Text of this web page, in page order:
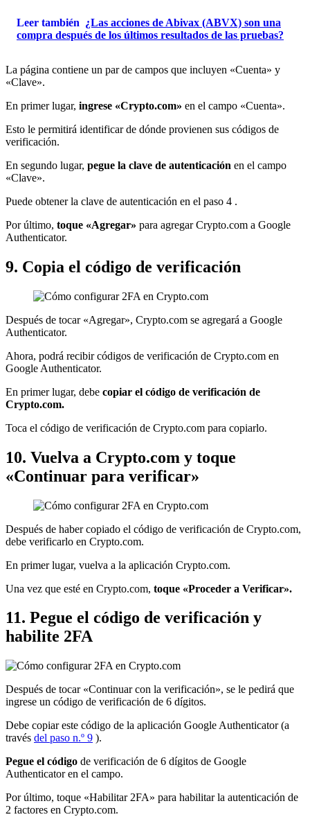
Leer también ¿Las acciones de Abivax (ABVX) son una
compra después de los últimos resultados de las pruebas?
La página contiene un par de campos que incluyen «Cuenta» y
«Clave».
En primer lugar, ingrese «Crypto.com» en el campo «Cuenta».
Esto le permitirá identificar de dónde provienen sus códigos de
verificación.
En segundo lugar, pegue la clave de autenticación en el campo
«Clave».
Puede obtener la clave de autenticación en el paso 4 .
Por último, toque «Agregar» para agregar Crypto.com a Google
Authenticator.
9. Copia el código de verificación
Después de tocar «Agregar», Crypto.com se agregará a Google
Authenticator.
Ahora, podrá recibir códigos de verificación de Crypto.com en
Google Authenticator.
En primer lugar, debe copiar el código de verificación de
Crypto.com.
Toca el código de verificación de Crypto.com para copiarlo.
10. Vuelva a Crypto.com y toque
«Continuar para verificar»
Después de haber copiado el código de verificación de Crypto.com,
debe verificarlo en Crypto.com.
En primer lugar, vuelva a la aplicación Crypto.com.
Una vez que esté en Crypto.com, toque «Proceder a Verificar».
11. Pegue el código de verificación y
habilite 2FA
Después de tocar «Continuar con la verificación», se le pedirá que
ingrese un código de verificación de 6 dígitos.
Debe copiar este código de la aplicación Google Authenticator (a
través del paso n.º 9 ).
Pegue el código de verificación de 6 dígitos de Google
Authenticator en el campo.
Por último, toque «Habilitar 2FA» para habilitar la autenticación de
2 factores en Crypto.com.